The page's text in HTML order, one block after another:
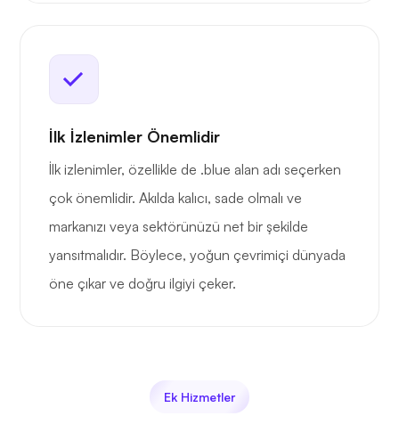
İlk İzlenimler Önemlidir
İlk izlenimler, özellikle de .blue alan adı seçerken
çok önemlidir. Akılda kalıcı, sade olmalı ve
markanızı veya sektörünüzü net bir şekilde
yansıtmalıdır. Böylece, yoğun çevrimiçi dünyada
öne çıkar ve doğru ilgiyi çeker.
Ek Hizmetler